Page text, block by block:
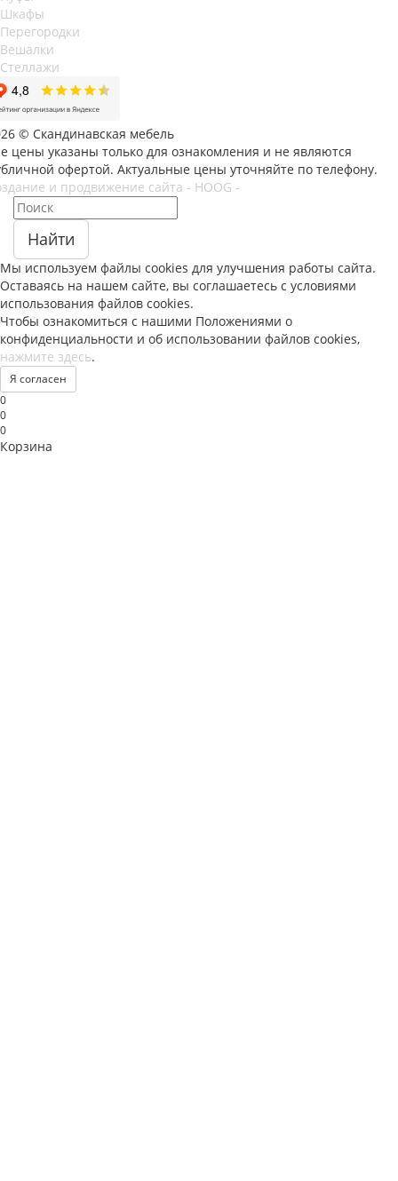
Шкафы
Перегородки
Вешалки
Стеллажи
© Скандинавская мебель
цены указаны только для ознакомления и не являются
офертой. Актуальные цены уточняйте по телефону.
и продвижение сайта - HOOG -
Найти
Мы используем файлы cookies для улучшения работы сайта.
Оставаясь на нашем сайте, вы соглашаетесь с условиями
использования файлов cookies.
Чтобы ознакомиться с нашими Положениями о
конфиденциальности и об использовании файлов cookies,
нажмите здесь.
Я согласен
0
0
0
Корзина